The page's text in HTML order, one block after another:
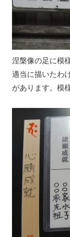
涅槃像の足に模
適当に描いたわ
があります。模